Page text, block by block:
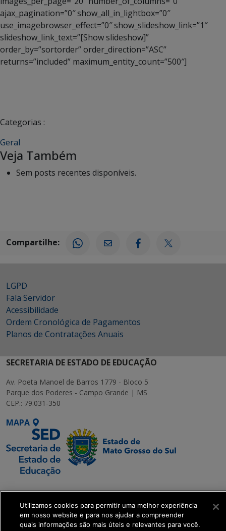
ajax_pagination=”0″ show_all_in_lightbox=”0″
use_imagebrowser_effect=”0″ show_slideshow_link=”1″
slideshow_link_text=”[Show slideshow]”
order_by=”sortorder” order_direction=”ASC”
returns=”included” maximum_entity_count=”500″]
Categorias :
Geral
Veja Também
Sem posts recentes disponíveis.
Compartilhe:
LGPD
Fala Servidor
Acessibilidade
Ordem Cronológica de Pagamentos
Planos de Contratações Anuais
SECRETARIA DE ESTADO DE EDUCAÇÃO
Av. Poeta Manoel de Barros 1779 - Bloco 5
Parque dos Poderes - Campo Grande | MS
CEP.: 79.031-350
MAPA
SETDIG | Secretaria-
Executiva de
Transformação Digital
Utilizamos cookies para permitir uma melhor experiência
em nosso website e para nos ajudar a compreender
quais informações são mais úteis e relevantes para você.